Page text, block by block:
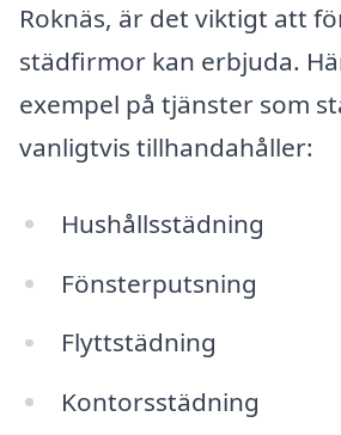
Roknäs, är det viktigt att
städfirmor kan erbjuda.
exempel på tjänster som
vanligtvis tillhandahåller:
Hushållsstädning
Fönsterputsning
Flyttstädning
Kontorsstädning